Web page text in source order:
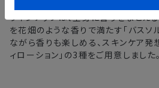
ラインナップは、全身に香りをまとえる
を花畑のような香りで満たす「バスソル
ながら香りも楽しめる、スキンケア発
ィローション」の3種をご用意しました。